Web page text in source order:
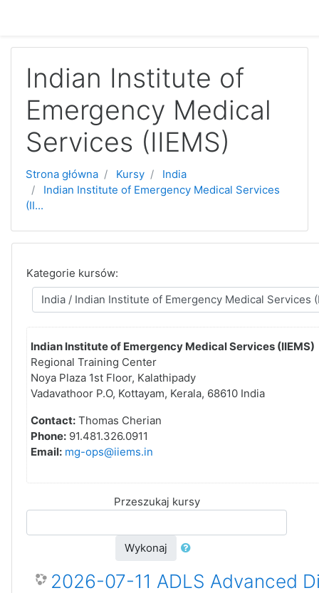
Indian Institute of
Emergency Medical
Services (IIEMS)
Strona główna Kursy
India
Indian Institute of Emergency Medical Services
(II...
Kategorie kursów:
Indian Institute of Emergency Medical Services (IIEMS)
Regional Training Center
Noya Plaza 1st Floor, Kalathipady
Vadavathoor P.O, Kottayam, Kerala, 68610 India
Contact: Thomas Cherian
Phone: 91.481.326.0911
Email: mg-ops@iiems.in
Przeszukaj kursy
Wykonaj
2026-07-11 ADLS Advanced